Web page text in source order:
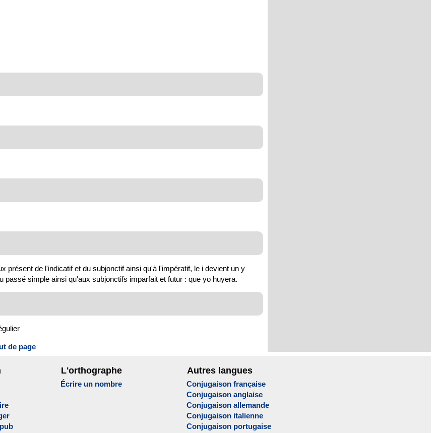
présent de l'indicatif et du subjonctif ainsi qu'à l'impératif, le i devient un y
simple ainsi qu'aux subjonctifs imparfait et futur : que yo huyera.
de page
L'orthographe
Écrire un nombre
Autres langues
Conjugaison française
Conjugaison anglaise
Conjugaison allemande
Conjugaison italienne
Conjugaison portugaise